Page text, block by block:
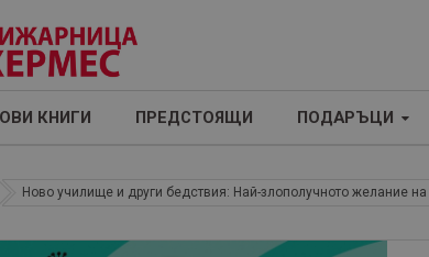
КНИГИ ПРЕДСТОЯЩИ ПОДАРЪЦИ
Ново училище и други бедствия: Най-злополучното желание на